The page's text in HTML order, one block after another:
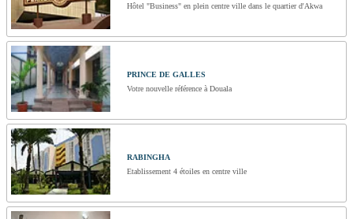
Hôtel "Business" en plein centre ville dans le quartier d'Akwa
PRINCE DE GALLES
Votre nouvelle référence à Douala
RABINGHA
Etablissement 4 étoiles en centre ville